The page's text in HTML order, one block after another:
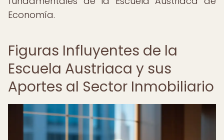
Economía.
Figuras Influyentes de la
Escuela Austriaca y sus
Aportes al Sector Inmobiliario